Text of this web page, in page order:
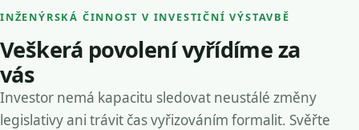
INŽENÝRSKÁ ČINNOST V INVESTIČNÍ VÝSTAVBĚ
Veškerá povolení vyřídíme za
vás
Investor nemá kapacitu sledovat neustálé změny
legislativy ani trávit čas vyřizováním formalit. Svěřte